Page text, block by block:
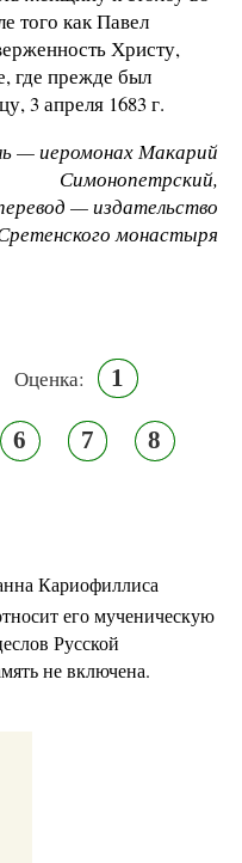
того как Павел
Христу,
где прежде был
3 апреля 1683 г.
— иеромонах Макарий
Симонопетрский,
— издательство
монастыря
Оценка: 1
6 7 8
Кариофиллиса
его мученическую
Русской
не включена.